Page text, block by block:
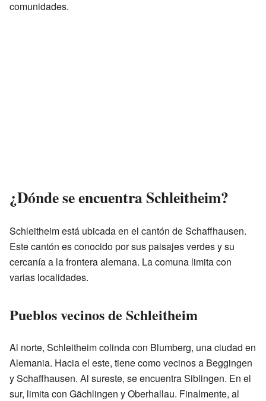
comunidades.
¿Dónde se encuentra Schleitheim?
Schleitheim está ubicada en el cantón de Schaffhausen.
Este cantón es conocido por sus paisajes verdes y su
cercanía a la frontera alemana. La comuna limita con
varias localidades.
Pueblos vecinos de Schleitheim
Al norte, Schleitheim colinda con Blumberg, una ciudad en
Alemania. Hacia el este, tiene como vecinos a Beggingen
y Schaffhausen. Al sureste, se encuentra Siblingen. En el
sur, limita con Gächlingen y Oberhallau. Finalmente, al